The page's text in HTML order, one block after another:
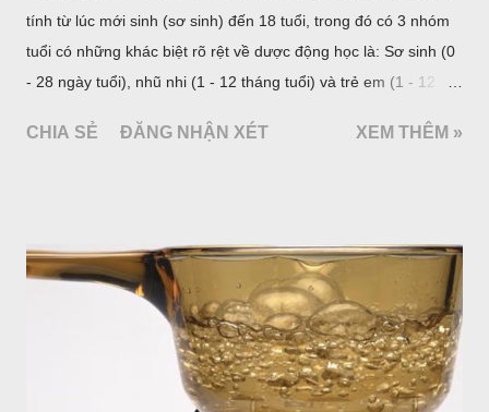
tính từ lúc mới sinh (sơ sinh) đến 18 tuổi, trong đó có 3 nhóm
tuổi có những khác biệt rõ rệt về dược động học là: Sơ sinh (0
- 28 ngày tuổi), nhũ nhi (1 - 12 tháng tuổi) và trẻ em (1 - 12
nhóm: Nhóm trước tuổi đi học từ 1 - 5 tuổi và nhóm trẻ lớn từ 6
đổi về mặt sinh học qua từng giai đoạn và liên quan nhiều đến
việc lựa chọn và sử dụng thuốc trong nhi khoa.
CHIA SẺ ĐĂNG NHẬN XÉT XEM THÊM »